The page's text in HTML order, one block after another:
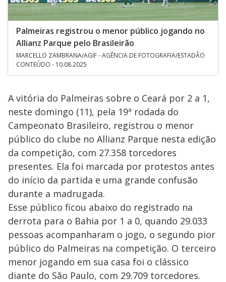
Palmeiras registrou o menor público jogando no
Allianz Parque pelo Brasileirão
MARCELLO ZAMBRANA/AGIF - AGÊNCIA DE FOTOGRAFIA/ESTADÃO
CONTEÚDO - 10.08.2025
A vitória do Palmeiras sobre o Ceará por 2 a 1,
neste domingo (11), pela 19ª rodada do
Campeonato Brasileiro, registrou o menor
público do clube no Allianz Parque nesta edição
da competição, com 27.358 torcedores
presentes. Ela foi marcada por protestos antes
do início da partida e uma grande confusão
durante a madrugada.
Esse público ficou abaixo do registrado na
derrota para o Bahia por 1 a 0, quando 29.033
pessoas acompanharam o jogo, o segundo pior
público do Palmeiras na competição. O terceiro
menor jogando em sua casa foi o clássico
diante do São Paulo, com 29.709 torcedores.